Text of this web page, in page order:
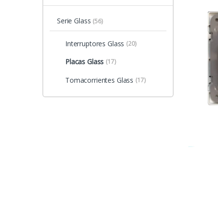
Serie Glass (56)
Interruptores Glass (20)
Placas Glass (17)
Tomacorrientes Glass (17)